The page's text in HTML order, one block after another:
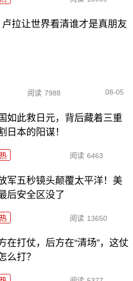
拉让世界看清谁才是真朋友
阅读 7988 08-05
如此救日元，背后藏着三重
日本的阳谋！
阅读 6463
军五秒镜头颠覆太平洋！美
后安全区没了
阅读 13650
在打仗，后方在“清场”，这仗
么打？